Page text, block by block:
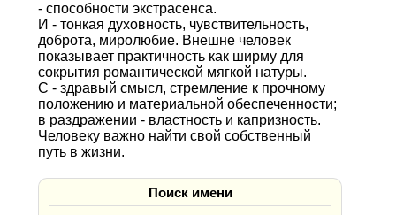
- способности экстрасенса.
И - тонкая духовность, чувствительность,
доброта, миролюбие. Внешне человек
показывает практичность как ширму для
сокрытия романтической мягкой натуры.
С - здравый смысл, стремление к прочному
положению и материальной обеспеченности;
в раздражении - властность и капризность.
Человеку важно найти свой собственный
путь в жизни.
Поиск имени